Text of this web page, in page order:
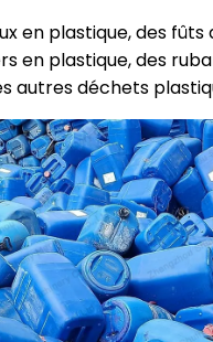
en plastique, des fûts
en plastique, des
autres déchets